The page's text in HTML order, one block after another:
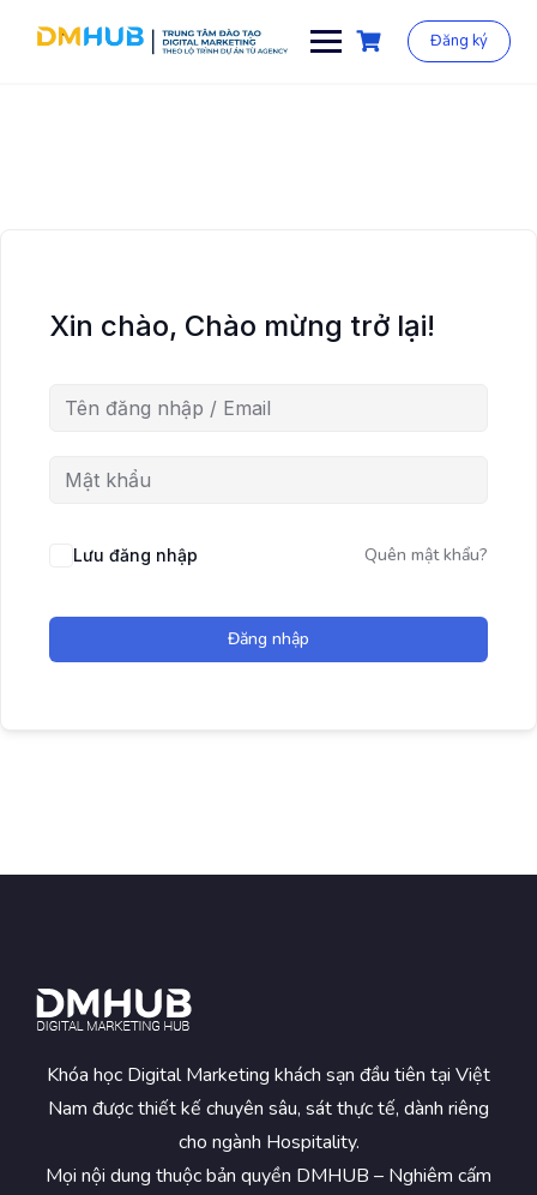
Đăng ký
Xin chào, Chào mừng trở lại!
Lưu đăng nhập Quên mật khẩu?
Đăng nhập
Khóa học Digital Marketing khách sạn đầu tiên tại Việt
Nam được thiết kế chuyên sâu, sát thực tế, dành riêng
cho ngành Hospitality.
Mọi nội dung thuộc bản quyền DMHUB – Nghiêm cấm